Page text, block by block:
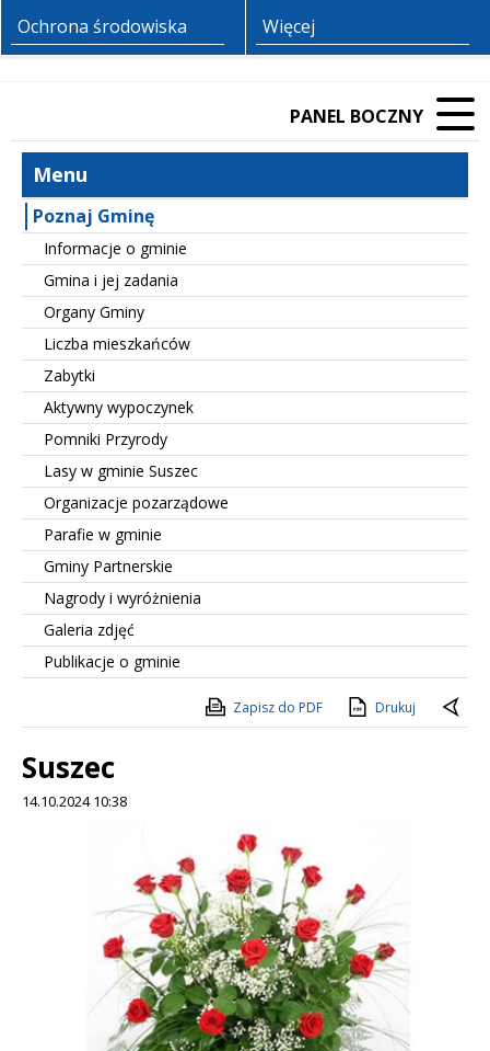
Ochrona środowiska Więcej
PANEL BOCZNY
Menu
Poznaj Gminę
Informacje o gminie
Gmina i jej zadania
Organy Gminy
Liczba mieszkańców
Zabytki
Aktywny wypoczynek
Pomniki Przyrody
Lasy w gminie Suszec
Organizacje pozarządowe
Parafie w gminie
Gminy Partnerskie
Nagrody i wyróżnienia
Galeria zdjęć
Publikacje o gminie
Zapisz do PDF Drukuj
Suszec
14.10.2024 10:38